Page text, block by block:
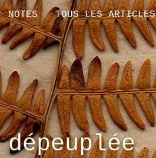
NOTES TOUS LES ARTICLES